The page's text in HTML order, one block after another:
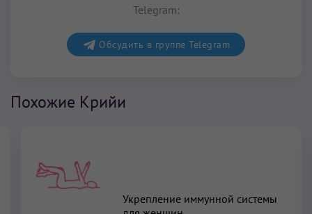
Telegram:
Обсудить в группе Telegram
Похожие Крийи
Укрепление иммунной системы